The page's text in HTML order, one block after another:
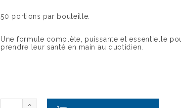
50 portions par bouteille.
Une formule complète, puissante et essentielle
prendre leur santé en main au quotidien.